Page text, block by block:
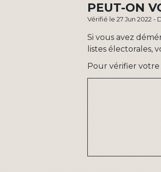
PEUT-ON
Vérifié le 27 Jun 2022
Si vous avez
listes électorales,
Pour vérifier